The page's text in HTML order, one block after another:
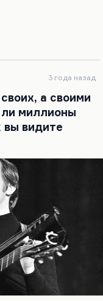
для того,
со своим
обывателя, он
было
которые
3 года назад
а своими
миллионы
вы видите